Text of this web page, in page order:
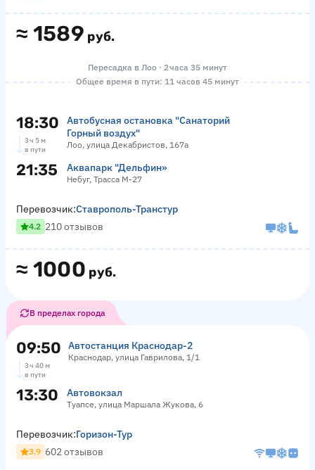
≈ 1589 руб.
Пересадка в Лоо · 2 часа 35 минут
Общее время в пути: 11 часов 45 минут
18:30
Автобусная остановка "Санаторий
Горный воздух"
Лоо, улица Декабристов, 167а
3 ч 5 м
в пути
21:35 Аквапарк "Дельфин»
Небуг, Трасса М-27
≈ 1000 руб.
Перевозчик:Ставрополь-Транстур
4.2 210 отзывов
В пределах города
09:50 Автостанция Краснодар-2
Краснодар, улица Гаврилова, 1/1
3 ч 40 м
в пути
13:30 Автовокзал
Туапсе, улица Маршала Жукова, 6
Перевозчик:Горизон-Тур
3.9 602 отзывов